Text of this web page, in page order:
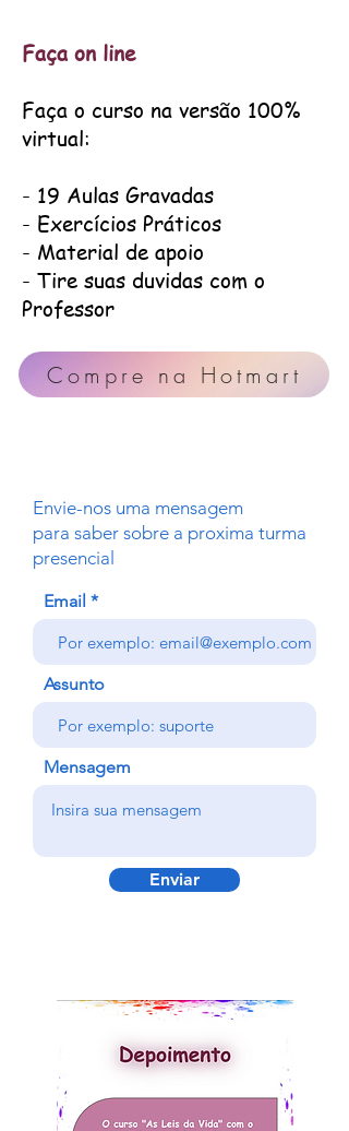
Faça on line
Faça o curso na versão 100%
virtual:
- 19 Aulas Gravadas
- Exercícios Práticos
- Material de apoio
- Tire suas duvidas com o
Professor
Compre na Hotmart
Envie-nos uma mensagem
para saber sobre a proxima turma
presencial
Email
Assunto
Mensagem
Enviar